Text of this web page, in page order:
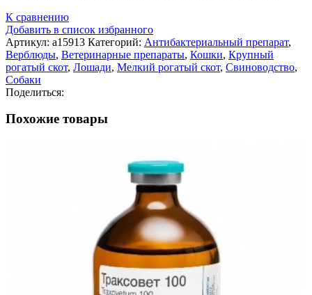
К сравнению
Добавить в список избранного
Артикул: а15913 Категорий: Антибактериальный препарат,
Верблюды, Ветеринарные препараты, Кошки, Крупный
рогатый скот, Лошади, Мелкий рогатый скот, Свиноводство,
Собаки
Поделиться:
Похожие товары